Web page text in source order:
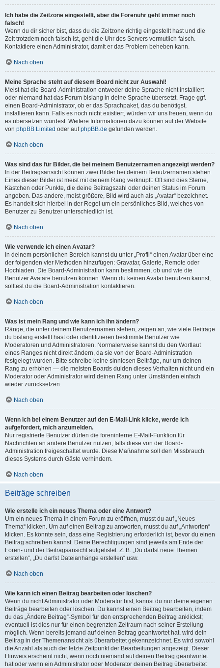
Ich habe die Zeitzone eingestellt, aber die Forenuhr geht immer noch
falsch!
Wenn du dir sicher bist, dass du die Zeitzone richtig eingestellt hast und die
Zeit trotzdem noch falsch ist, geht die Uhr des Servers vermutlich falsch.
Kontaktiere einen Administrator, damit er das Problem beheben kann.
Nach oben
Meine Sprache steht auf diesem Board nicht zur Auswahl!
Meist hat die Board-Administration entweder deine Sprache nicht installiert
oder niemand hat das Forum bislang in deine Sprache übersetzt. Frage ggf.
einen Board-Administrator, ob er das Sprachpaket, das du benötigst,
installieren kann. Falls es noch nicht existiert, würden wir uns freuen, wenn du
es übersetzen würdest. Weitere Informationen dazu können auf der Website
von phpBB Limited oder aufphpBB.de gefunden werden.
Nach oben
Was sind das für Bilder, die bei meinem Benutzernamen angezeigt werden?
In der Beitragsansicht können zwei Bilder bei deinem Benutzernamen stehen.
Eines dieser Bilder ist meist mit deinem Rang verknüpft: Oft sind dies Sterne,
Kästchen oder Punkte, die deine Beitragszahl oder deinen Status im Forum
angeben. Das andere, meist größere, Bild wird auch als „Avatar“ bezeichnet.
Es handelt sich hierbei in der Regel um ein persönliches Bild, welches von
Benutzer zu Benutzer unterschiedlich ist.
Nach oben
Wie verwende ich einen Avatar?
In deinem persönlichen Bereich kannst du unter „Profil“ einen Avatar über eine
der folgenden vier Methoden hinzufügen: Gravatar, Galerie, Remote oder
Hochladen. Die Board-Administration kann bestimmen, ob und wie die
Benutzer Avatare benutzen können. Wenn du keinen Avatar benutzen kannst,
solltest du die Board-Administration kontaktieren.
Nach oben
Was ist mein Rang und wie kann ich ihn ändern?
Ränge, die unter deinem Benutzernamen stehen, zeigen an, wie viele Beiträge
du bislang erstellt hast oder identifizieren bestimmte Benutzer wie
Moderatoren und Administratoren. Normalerweise kannst du den Wortlaut
eines Ranges nicht direkt ändern, da sie von der Board-Administration
festgelegt wurden. Bitte schreibe keine sinnlosen Beiträge, nur um deinen
Rang zu erhöhen — die meisten Boards dulden dieses Verhalten nicht und ein
Moderator oder Administrator wird deinen Rang unter Umständen einfach
wieder zurücksetzen.
Nach oben
Wenn ich bei einem Benutzer auf den E-Mail-Link klicke, werde ich
aufgefordert, mich anzumelden.
Nur registrierte Benutzer dürfen die foreninterne E-Mail-Funktion für
Nachrichten an andere Benutzer nutzen, falls diese von der Board-
Administration freigeschaltet wurde. Diese Maßnahme soll den Missbrauch
dieses Systems durch Gäste verhindern.
Nach oben
Beiträge schreiben
Wie erstelle ich ein neues Thema oder eine Antwort?
Um ein neues Thema in einem Forum zu eröffnen, musst du auf „Neues
Thema“ klicken. Um auf einen Beitrag zu antworten, musst du auf „Antworten“
klicken. Es könnte sein, dass eine Registrierung erforderlich ist, bevor du einen
Beitrag schreiben kannst. Deine Berechtigungen sind jeweils am Ende der
Foren- und der Beitragsansicht aufgelistet. Z. B. „Du darfst neue Themen
erstellen“, „Du darfst Dateianhänge erstellen“ usw.
Nach oben
Wie kann ich einen Beitrag bearbeiten oder löschen?
Wenn du nicht Administrator oder Moderator bist, kannst du nur deine eigenen
Beiträge bearbeiten oder löschen. Du kannst einen Beitrag bearbeiten, indem
du das „Ändere Beitrag“-Symbol für den entsprechenden Beitrag anklickst;
eventuell ist dies nur für einen begrenzten Zeitraum nach seiner Erstellung
möglich. Wenn bereits jemand auf deinen Beitrag geantwortet hat, wird dein
Beitrag in der Themenansicht als überarbeitet gekennzeichnet. Es wird sowohl
die Anzahl als auch der letzte Zeitpunkt der Bearbeitungen angezeigt. Dieser
Hinweis erscheint nicht, wenn noch niemand auf deinen Beitrag geantwortet
hat oder wenn ein Administrator oder Moderator deinen Beitrag überarbeitet